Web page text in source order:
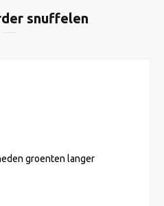
snuffelen
groenten langer